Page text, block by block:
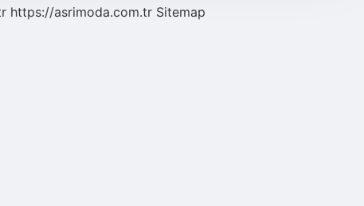
https://asrimoda.com.tr Sitemap